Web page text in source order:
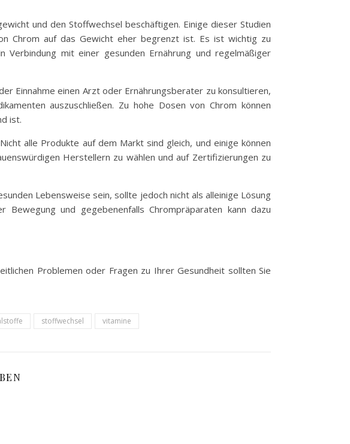
und den Stoffwechsel beschäftigen. Einige dieser Studien
Chrom auf das Gewicht eher begrenzt ist. Es ist wichtig zu
Verbindung mit einer gesunden Ernährung und regelmäßiger
Einnahme einen Arzt oder Ernährungsberater zu konsultieren,
auszuschließen. Zu hohe Dosen von Chrom können
ist.
alle Produkte auf dem Markt sind gleich, und einige können
Herstellern zu wählen und auf Zertifizierungen zu
Lebensweise sein, sollte jedoch nicht als alleinige Lösung
und gegebenenfalls Chrompräparaten kann dazu
Problemen oder Fragen zu Ihrer Gesundheit sollten Sie
stoffwechsel vitamine